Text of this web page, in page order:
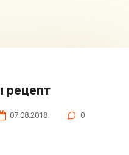
рецепт
07.08.2018
0